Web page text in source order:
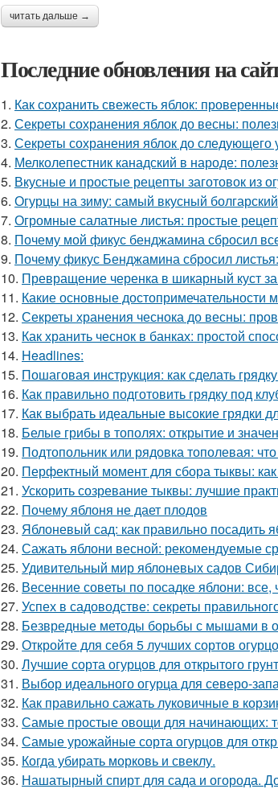
читать дальше →
Последние обновления на
1. Как сохранить свежесть яблок:
2. Секреты сохранения яблок до весны:
3. Секреты сохранения яблок до следующего
4. Мелколепестник канадский в народе:
5. Вкусные и простые рецепты заготовок из
6. Огурцы на зиму: самый вкусный
7. Огромные салатные листья: простые
8. Почему мой фикус бенджамина сбросил
9. Почему фикус Бенджамина сбросил
10. Превращение черенка в шикарный куст
11. Какие основные достопримечательности
12. Секреты хранения чеснока до весны:
13. Как хранить чеснок в банках: простой
14. Headlines:
15. Пошаговая инструкция: как сделать
16. Как правильно подготовить грядку под
17. Как выбрать идеальные высокие грядки
18. Белые грибы в тополях: открытие и
19. Подтопольник или рядовка тополевая:
20. Перфектный момент для сбора тыквы: как
21. Ускорить созревание тыквы: лучшие
22. Почему яблоня не дает плодов
23. Яблоневый сад: как правильно посадить
24. Сажать яблони весной: рекомендуемые
25. Удивительный мир яблоневых садов
26. Весенние советы по посадке яблони:
27. Успех в садоводстве: секреты
28. Безвредные методы борьбы с мышами в
29. Откройте для себя 5 лучших сортов
30. Лучшие сорта огурцов для открытого
31. Выбор идеального огурца для северо-
32. Как правильно сажать луковичные в
33. Самые простые овощи для начинающих:
34. Самые урожайные сорта огурцов для
35. Когда убирать морковь и свеклу.
36. Нашатырный спирт для сада и огорода.